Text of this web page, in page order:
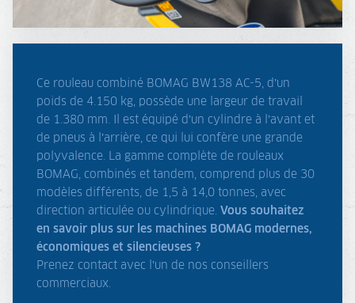
Ce rouleau combiné BOMAG BW138 AC-5, d’un
poids de 4.150 kg, possède une largeur de travail
de 1.380 mm. Il est équipé d’un cylindre à l’avant et
de pneus à l’arrière, ce qui lui confère une grande
polyvalence. La gamme complète de rouleaux
BOMAG, combinés et tandem, comprend plus de 30
modèles différents, de 1,5 à 14,0 tonnes, avec
direction articulée ou cylindrique. Vous souhaitez
en savoir plus sur les machines BOMAG modernes,
économiques et silencieuses ?
Prenez contact avec l’un de nos conseillers
commerciaux.